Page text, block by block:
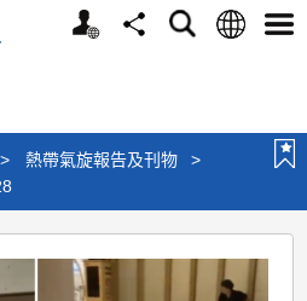
個
分
搜
語
選
> 熱帶氣旋報告及刊物
>